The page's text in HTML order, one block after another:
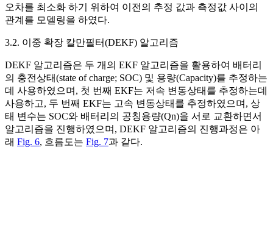
오차를 최소화 하기 위하여 이전의 추정 값과 측정값 사이의
관계를 모델링을 하였다.
3.2. 이중 확장 칼만필터(DEKF) 알고리즘
DEKF 알고리즘은 두 개의 EKF 알고리즘을 활용하여 배터리
의 충전상태(state of charge; SOC) 및 용량(Capacity)를 추정하는
데 사용하였으며, 첫 번째 EKF는 저속 변동상태를 추정하는데
사용하고, 두 번째 EKF는 고속 변동상태를 추정하였으며, 상
태 변수는 SOC와 배터리의 공칭용량(Qn)을 서로 교환하면서
알고리즘을 진행하였으며, DEKF 알고리즘의 진행과정은 아
래 Fig. 6, 흐름도는 Fig. 7과 같다.